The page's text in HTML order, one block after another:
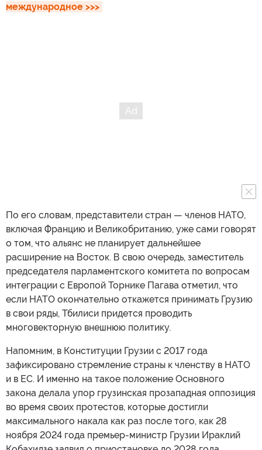
международное >>>
По его словам, представители стран — членов НАТО,
включая Францию и Великобританию, уже сами говорят
о том, что альянс не планирует дальнейшее
расширение на Восток. В свою очередь, заместитель
председателя парламентского комитета по вопросам
интеграции с Европой Торнике Пагава отметил, что
если НАТО окончательно откажется принимать Грузию
в свои ряды, Тбилиси придется проводить
многовекторную внешнюю политику.
Напомним, в Конституции Грузии с 2017 года
зафиксировано стремление страны к членству в НАТО
и в ЕС. И именно на такое положение Основного
закона делала упор грузинская прозападная оппозиция
во время своих протестов, которые достигли
максимального накала как раз после того, как 28
ноября 2024 года премьер-министр Грузии Ираклий